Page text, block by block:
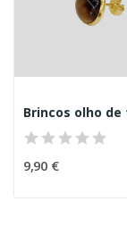
Brincos olho
9,90 €